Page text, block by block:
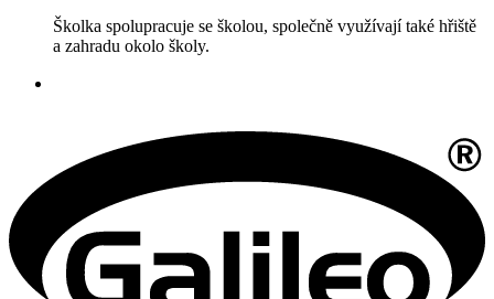
Školka spolupracuje se školou, společně využívají také hřiště
a zahradu okolo školy.